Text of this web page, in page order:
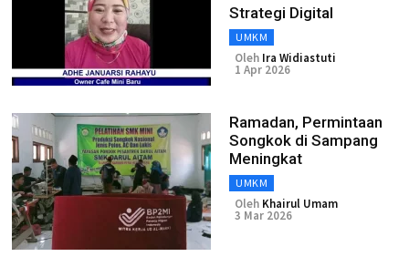
Strategi Digital
UMKM
Oleh Ira Widiastuti
1 Apr 2026
Ramadan, Permintaan
Songkok di Sampang
Meningkat
UMKM
Oleh Khairul Umam
3 Mar 2026